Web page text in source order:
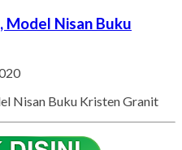
Model Nisan Buku
Nisan Buku Kristen Granit